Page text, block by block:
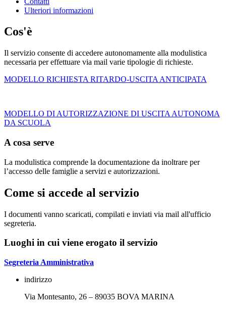
Ulteriori informazioni
Cos'è
Il servizio consente di accedere autonomamente alla modulistica
necessaria per effettuare via mail varie tipologie di richieste.
MODELLO RICHIESTA RITARDO-USCITA ANTICIPATA
MODELLO DI AUTORIZZAZIONE DI USCITA AUTONOMA
DA SCUOLA
A cosa serve
La modulistica comprende la documentazione da inoltrare per
l’accesso delle famiglie a servizi e autorizzazioni.
Come si accede al servizio
I documenti vanno scaricati, compilati e inviati via mail all'ufficio
segreteria.
Luoghi in cui viene erogato il servizio
Segreteria Amministrativa
indirizzo
Via Montesanto, 26 – 89035 BOVA MARINA